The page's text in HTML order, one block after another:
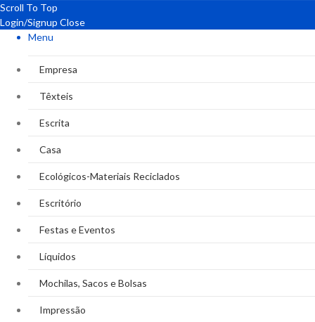
Scroll To Top
Login/Signup Close
Menu
Empresa
Têxteis
Escrita
Casa
Ecológicos-Materiais Reciclados
Escritório
Festas e Eventos
Líquidos
Mochilas, Sacos e Bolsas
Impressão